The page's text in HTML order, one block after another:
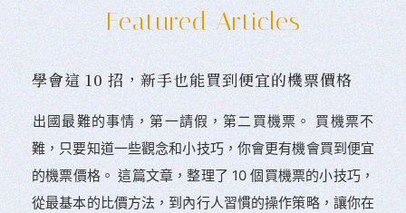
Featured Articles
學會這 10 招，新手也能買到便宜的機票價格
󠀠出國最難的事情，第一請假，第二買機票。 󠀠買機票不
難，只要知道一些觀念和小技巧，你會更有機會買到便宜
的機票價格。 這篇文章，整理了 10 個買機票的小技巧，
從最基本的比價方法，到內行人習慣的操作策略，讓你在